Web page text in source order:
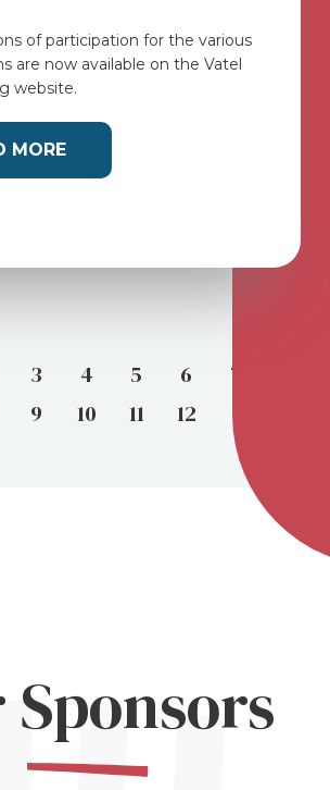
of participation for the various
are now available on the Vatel
website.
MORE
3 4 5 6
7
9 10 11 12